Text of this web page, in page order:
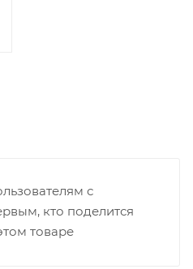
с
кто поделится
товаре